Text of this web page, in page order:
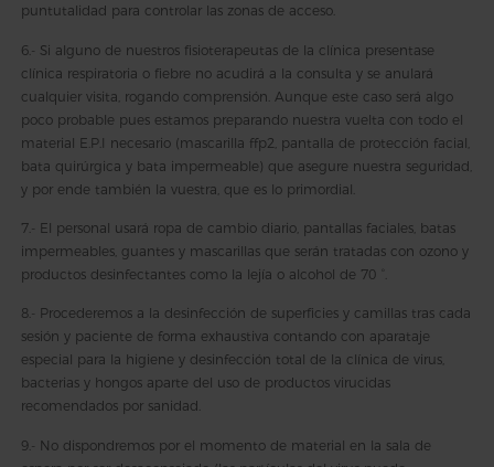
puntutalidad para controlar las zonas de acceso.
6.- Si alguno de nuestros fisioterapeutas de la clínica presentase
clínica respiratoria o fiebre no acudirá a la consulta y se anulará
cualquier visita, rogando comprensión. Aunque este caso será algo
poco probable pues estamos preparando nuestra vuelta con todo el
material E.P.I necesario (mascarilla ffp2, pantalla de protección facial,
bata quirúrgica y bata impermeable) que asegure nuestra seguridad,
y por ende también la vuestra, que es lo primordial.
7.- El personal usará ropa de cambio diario, pantallas faciales, batas
impermeables, guantes y mascarillas que serán tratadas con ozono y
productos desinfectantes como la lejía o alcohol de 70 °.
8.- Procederemos a la desinfección de superficies y camillas tras cada
sesión y paciente de forma exhaustiva contando con aparataje
especial para la higiene y desinfección total de la clínica de virus,
bacterias y hongos aparte del uso de productos virucidas
recomendados por sanidad.
9.- No dispondremos por el momento de material en la sala de